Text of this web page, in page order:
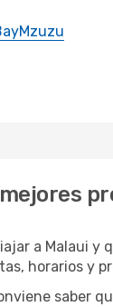
Mzuzu
a Malaui y
horarios y
saber